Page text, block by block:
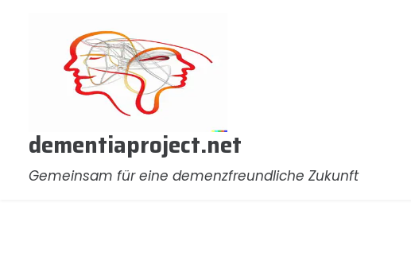
dementiaproject.net
Gemeinsam für eine demenzfreundliche Zukunft